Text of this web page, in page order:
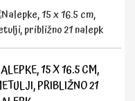
15 X 16.5 CM,
PRIBLIŽNO 21